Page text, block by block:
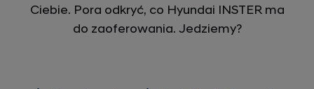
Ciebie. Pora odkryć, co Hyundai INSTER ma
do zaoferowania. Jedziemy?